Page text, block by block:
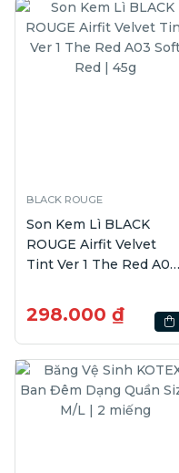
BLACK ROUGE
Son Kem Lì BLACK
ROUGE Airfit Velvet
Tint Ver 1 The Red A03
298.000 ₫